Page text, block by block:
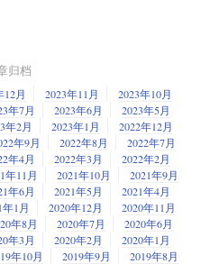
归档
12月 2023年11月
2023年10月
年7月 2023年6月
2023年5月
年2月 2023年1月
2022年12月
年9月 2022年8月
2022年7月
年4月 2022年3月
2022年2月
年11月 2021年10月
2021年9月
年6月 2021年5月
2021年4月
年1月 2020年12月
2020年11月
年8月 2020年7月
2020年6月
年3月 2020年2月
2020年1月
年10月 2019年9月
2019年8月